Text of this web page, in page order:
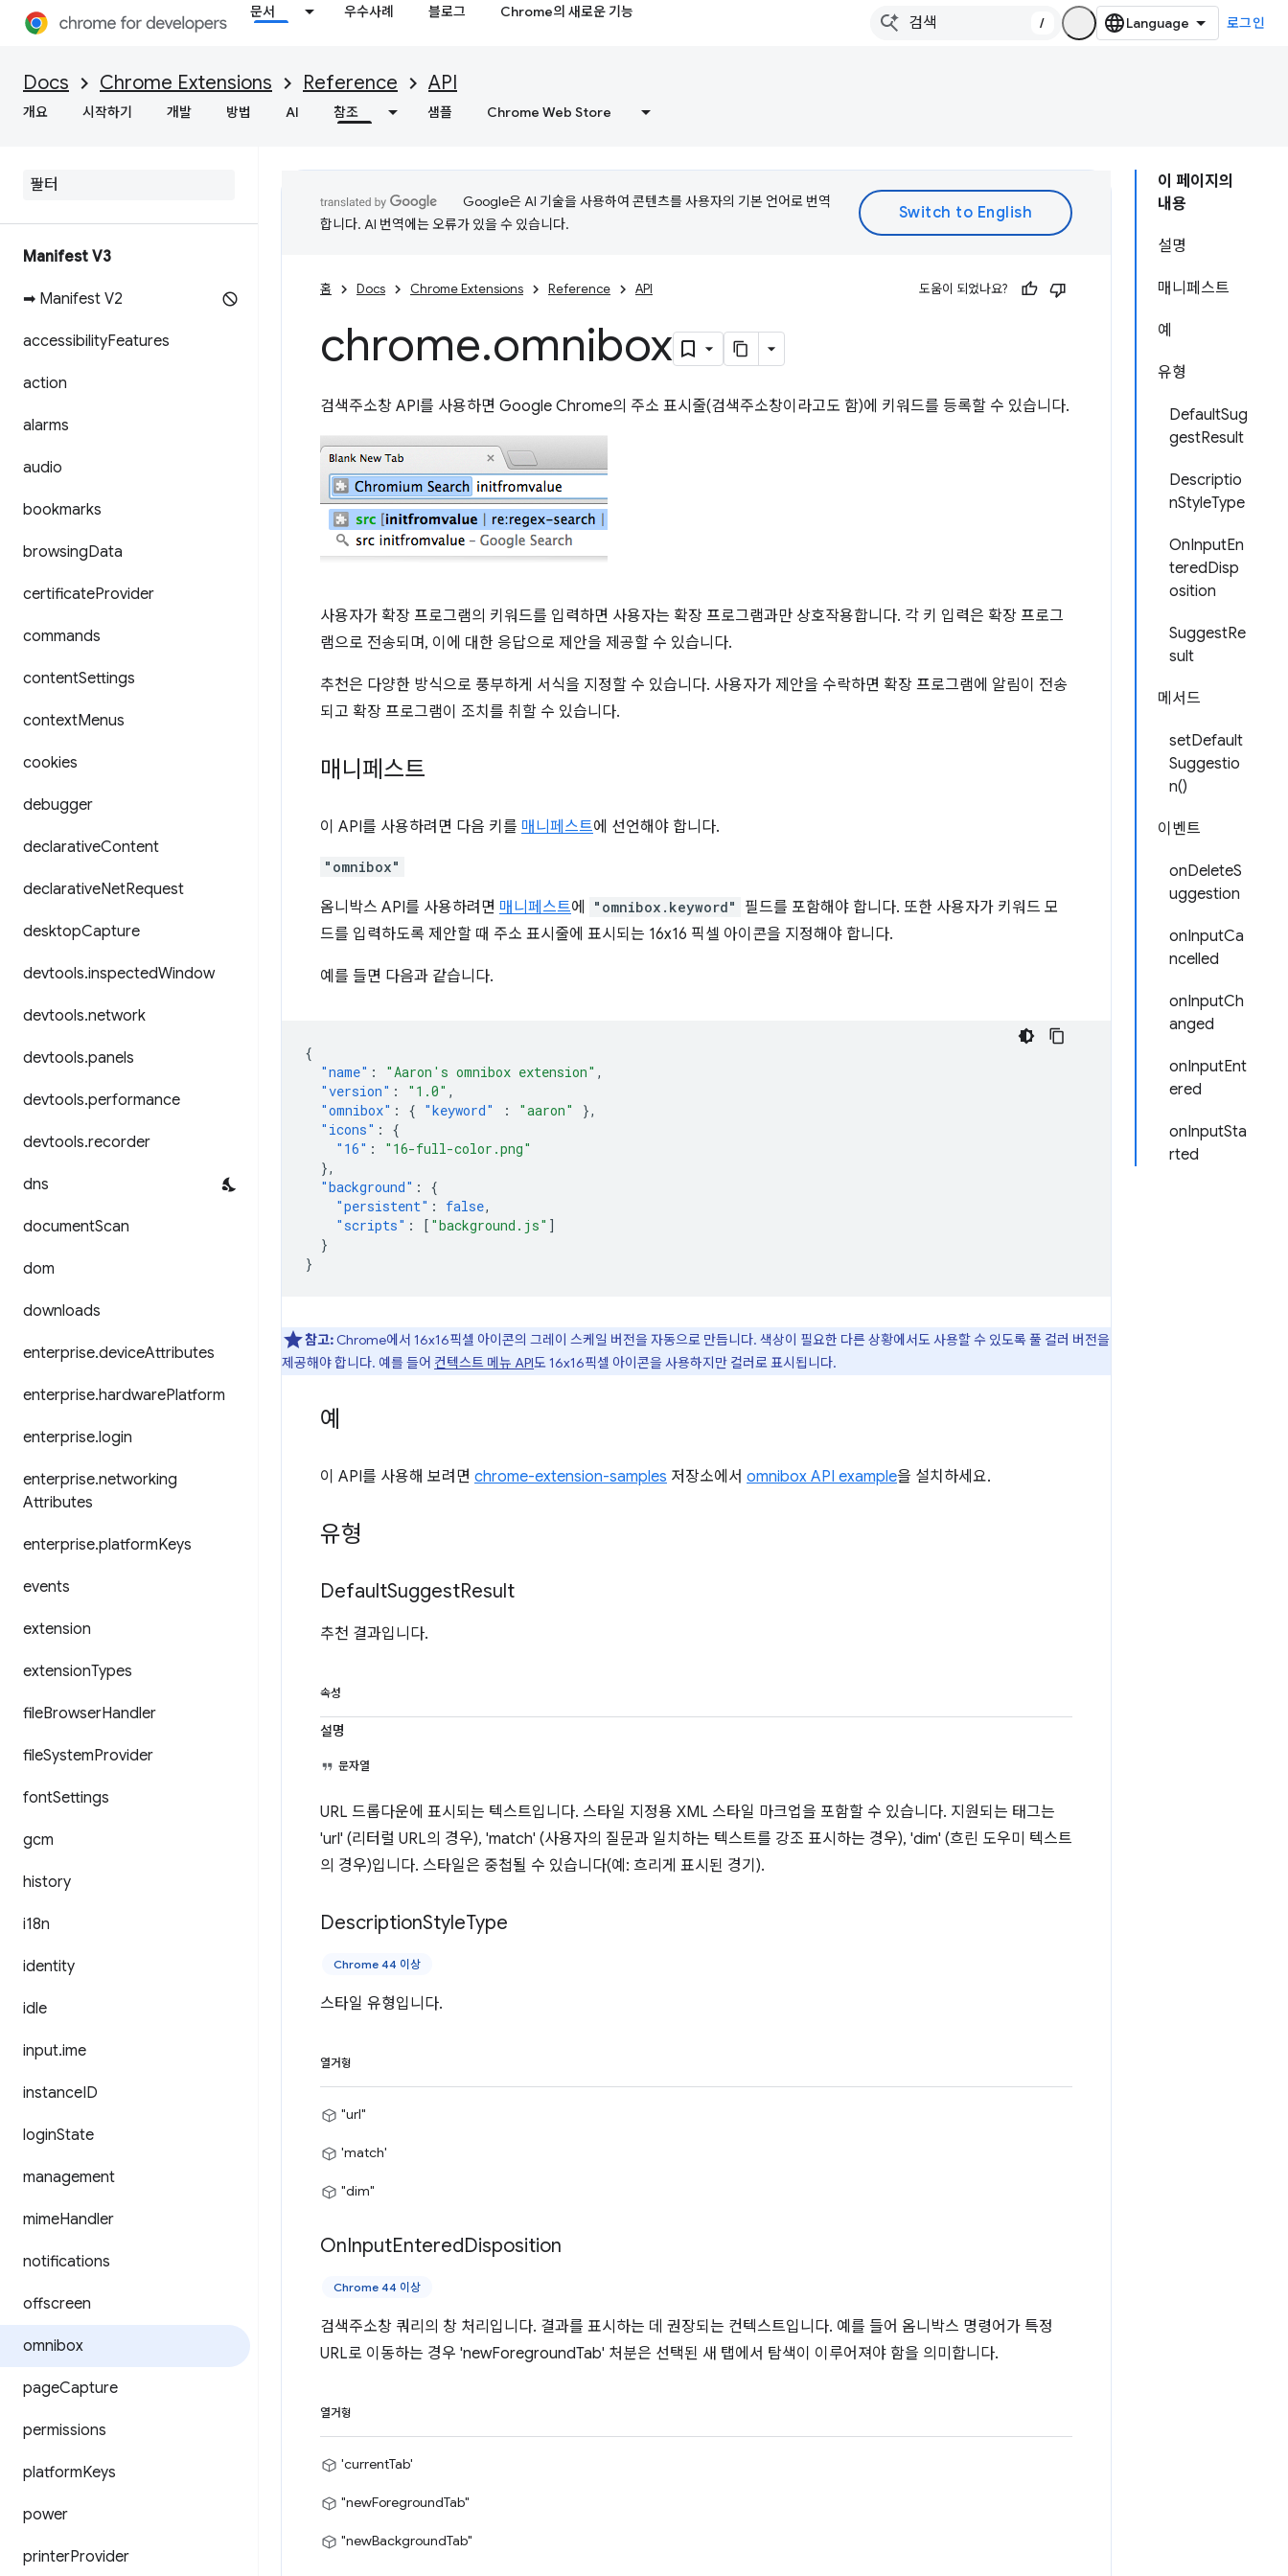
문서 우수사례 블로그 Chrome의 새로운 기능
/ 로그인
Docs Chrome Extensions Reference API
개요 시작하기 개발 방법 AI 참조 샘플 Chrome Web Store
Manifest V3
➡ Manifest V2
accessibilityFeatures
action
alarms
audio
bookmarks
browsingData
certificateProvider
commands
contentSettings
contextMenus
cookies
debugger
declarativeContent
declarativeNetRequest
desktopCapture
devtools.inspectedWindow
devtools.network
devtools.panels
devtools.performance
devtools.recorder
dns
documentScan
dom
downloads
enterprise.deviceAttributes
enterprise.hardwarePlatform
enterprise.login
enterprise.networking
Attributes
enterprise.platformKeys
events
extension
extensionTypes
fileBrowserHandler
fileSystemProvider
fontSettings
gcm
history
i18n
identity
idle
input.ime
instanceID
loginState
management
mimeHandler
notifications
offscreen
omnibox
pageCapture
permissions
platformKeys
power
printerProvider
이 페이지의
내용
설명
매니페스트
예
유형
DefaultSug
gestResult
Descriptio
nStyleType
OnInputEn
teredDisp
osition
SuggestRe
sult
메서드
setDefault
Suggestio
n()
이벤트
onDeleteS
uggestion
onInputCa
ncelled
onInputCh
anged
onInputEnt
ered
onInputSta
rted
Google은 AI 기술을 사용하여 콘텐츠를 사용자의 기본 언어로 번역
합니다. AI 번역에는 오류가 있을 수 있습니다.
홈 Docs Chrome Extensions Reference API 도움이 되었나요?
chrome.omnibox
검색주소창 API를 사용하면 Google Chrome의 주소 표시줄(검색주소창이라고도 함)에 키워드를 등록할 수 있습니다.
사용자가 확장 프로그램의 키워드를 입력하면 사용자는 확장 프로그램과만 상호작용합니다. 각 키 입력은 확장 프로그
램으로 전송되며, 이에 대한 응답으로 제안을 제공할 수 있습니다.
추천은 다양한 방식으로 풍부하게 서식을 지정할 수 있습니다. 사용자가 제안을 수락하면 확장 프로그램에 알림이 전송
되고 확장 프로그램이 조치를 취할 수 있습니다.
매니페스트
이 API를 사용하려면 다음 키를 매니페스트에 선언해야 합니다.
"omnibox"
옴니박스 API를 사용하려면 매니페스트에 "omnibox.keyword"
필드를 포함해야 합니다. 또한 사용자가 키워드 모
드를 입력하도록 제안할 때 주소 표시줄에 표시되는 16x16 픽셀 아이콘을 지정해야 합니다.
예를 들면 다음과 같습니다.
{
"name" : "Aaron's omnibox extension" ,
"version" : "1.0" ,
"omnibox" : { "keyword" : "aaron"
},
"icons" :
{
"16" :
"16-full-color.png"
},
"background" :
{
"persistent" : false,
"scripts" : [ "background.js" ]
}
}
참고: Chrome에서 16x16픽셀 아이콘의 그레이 스케일 버전을 자동으로 만듭니다. 색상이 필요한 다른 상황에서도 사용할 수 있도록 풀 컬러 버전을
제공해야 합니다. 예를 들어 컨텍스트 메뉴 API도 16x16픽셀 아이콘을 사용하지만 컬러로 표시됩니다.
예
이 API를 사용해 보려면 chrome-extension-samples 저장소에서 omnibox API example을 설치하세요.
유형
DefaultSuggestResult
추천 결과입니다.
속성
설명
문자열
URL 드롭다운에 표시되는 텍스트입니다. 스타일 지정용 XML 스타일 마크업을 포함할 수 있습니다. 지원되는 태그는
'url' (리터럴 URL의 경우), 'match' (사용자의 질문과 일치하는 텍스트를 강조 표시하는 경우), 'dim' (흐린 도우미 텍스트
의 경우)입니다. 스타일은 중첩될 수 있습니다(예: 흐리게 표시된 경기).
DescriptionStyleType
Chrome 44 이상
스타일 유형입니다.
열거형
"url"
'match'
"dim"
OnInputEnteredDisposition
Chrome 44 이상
검색주소창 쿼리의 창 처리입니다. 결과를 표시하는 데 권장되는 컨텍스트입니다. 예를 들어 옴니박스 명령어가 특정
URL로 이동하는 경우 'newForegroundTab' 처분은 선택된 새 탭에서 탐색이 이루어져야 함을 의미합니다.
열거형
'currentTab'
"newForegroundTab"
"newBackgroundTab"